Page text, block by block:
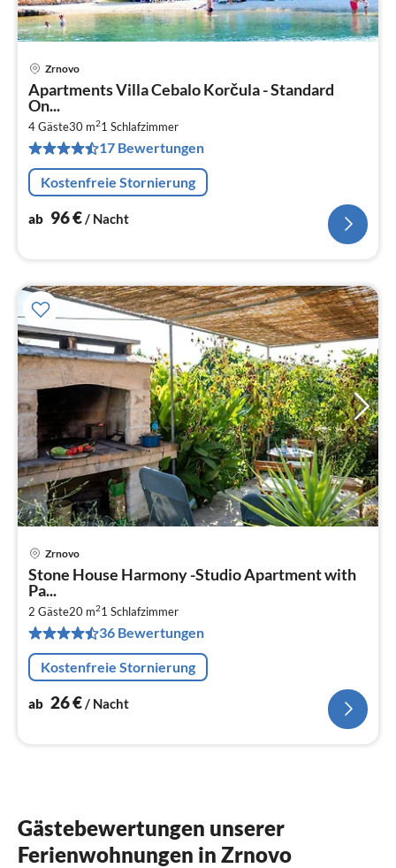
Zrnovo
Apartments Villa Cebalo Korčula - Standard
On...
4 Gäste30 m21 Schlafzimmer
17 Bewertungen
Kostenfreie Stornierung
ab 96€/ Nacht
Zrnovo
Stone House Harmony -Studio Apartment with
Pa...
2 Gäste20 m21 Schlafzimmer
36 Bewertungen
Kostenfreie Stornierung
ab 26€/ Nacht
Gästebewertungen unserer
Ferienwohnungen in Zrnovo